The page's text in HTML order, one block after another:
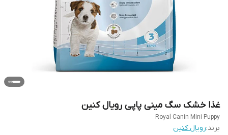
غذا خشک سگ مینی پاپی رویال کنین
Royal Canin Mini Puppy
برند:رویال کنین